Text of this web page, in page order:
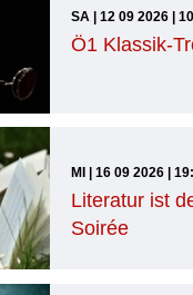
SA | 12 09 2026 |
Ö1 Klassik-
MI | 16 09 2026 |
Literatur ist
Soirée